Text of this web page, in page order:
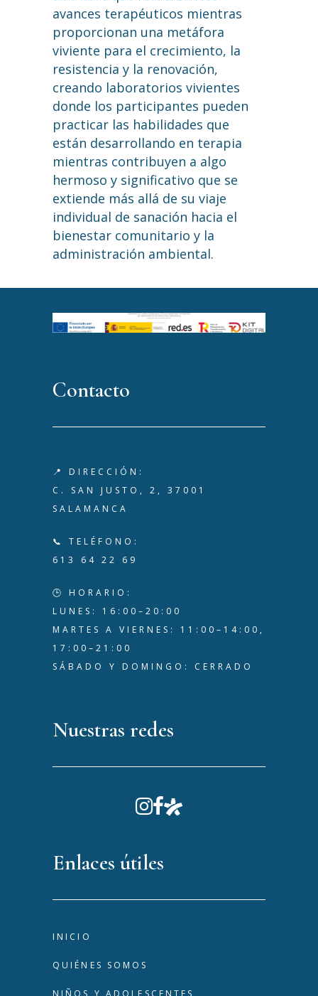
avances terapéuticos mientras
proporcionan una metáfora
viviente para el crecimiento, la
resistencia y la renovación,
creando laboratorios vivientes
donde los participantes pueden
practicar las habilidades que
están desarrollando en terapia
mientras contribuyen a algo
hermoso y significativo que se
extiende más allá de su viaje
individual de sanación hacia el
bienestar comunitario y la
administración ambiental.
Contacto
📍 DIRECCIÓN:
C. SAN JUSTO, 2, 37001
SALAMANCA
📞 TELÉFONO:
613 64 22 69
🕒 HORARIO:
LUNES: 16:00–20:00
MARTES A VIERNES: 11:00–14:00,
17:00–21:00
SÁBADO Y DOMINGO: CERRADO
Nuestras redes
Enlaces útiles
INICIO
QUIÉNES SOMOS